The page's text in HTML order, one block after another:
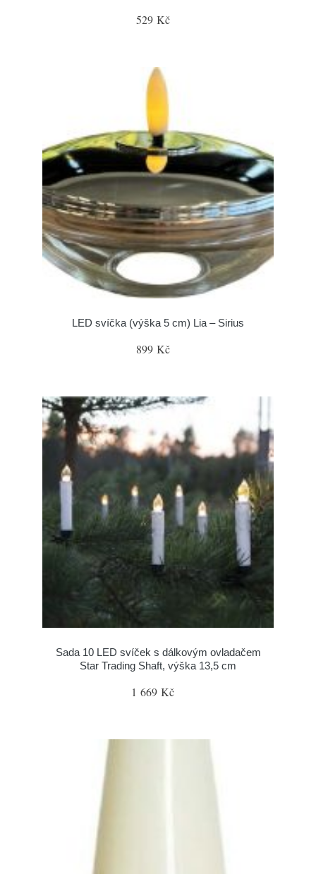
529 Kč
LED svíčka (výška 5 cm) Lia – Sirius
899 Kč
Sada 10 LED svíček s dálkovým ovladačem
Star Trading Shaft, výška 13,5 cm
1 669 Kč